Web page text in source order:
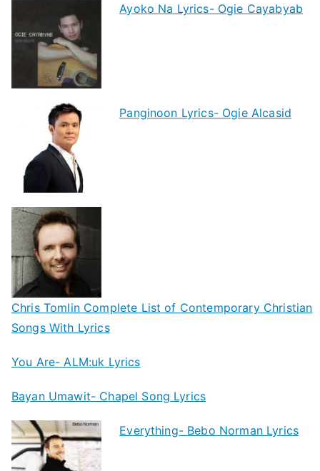
Ayoko Na Lyrics- Ogie Cayabyab
Panginoon Lyrics- Ogie Alcasid
Chris Tomlin Complete List of Contemporary Christian
Songs With Lyrics
You Are- ALM:uk Lyrics
Bayan Umawit- Chapel Song Lyrics
Everything- Bebo Norman Lyrics